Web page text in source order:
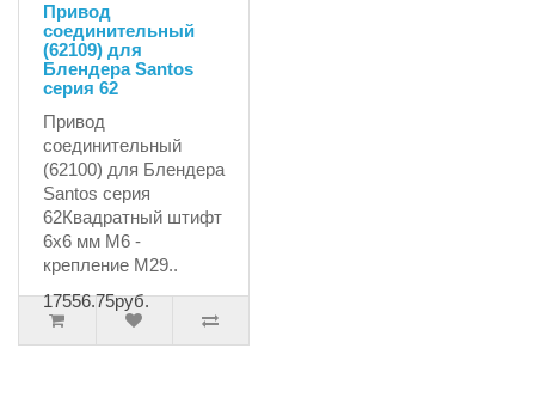
Привод
соединительный
(62109) для
Блендера Santos
серия 62
Привод
соединительный
(62100) для Блендера
Santos серия
62Квадратный штифт
6х6 мм М6 -
крепление М29..
17556.75руб.